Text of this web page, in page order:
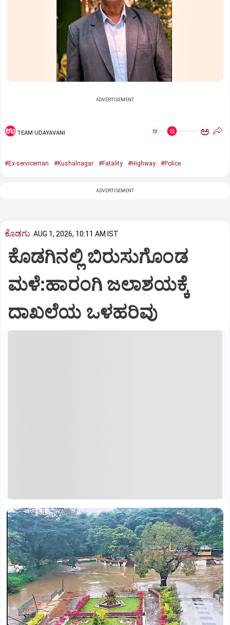
ADVERTISEMENT
TEAM UDAYAVANI ಅ ಅ
#Ex-serviceman #Kushalnagar #Fatality #Highway #Police
ADVERTISEMENT
ಕೊಡಗು AUG 1, 2026, 10:11 AM IST
ಕೊಡಗಿನಲ್ಲಿ ಬಿರುಸುಗೊಂಡ
ಮಳೆ:ಹಾರಂಗಿ ಜಲಾಶಯಕ್ಕೆ
ದಾಖಲೆಯ ಒಳಹರಿವು